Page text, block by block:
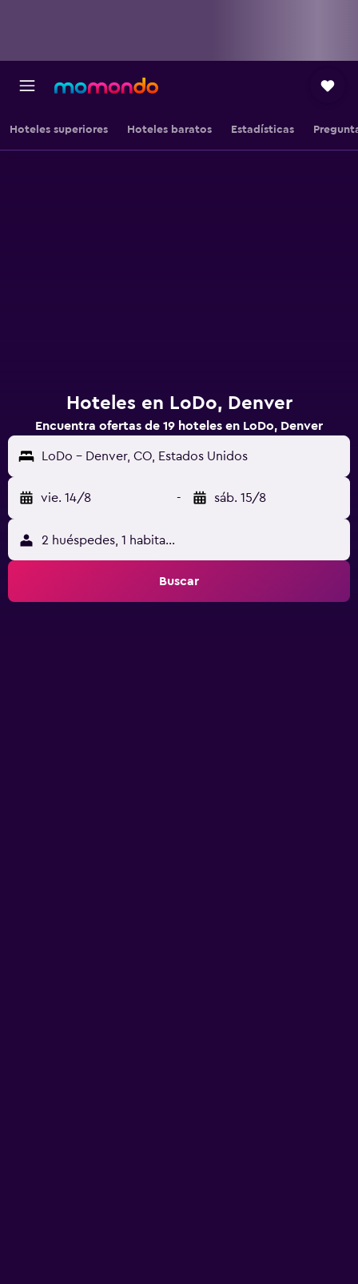
Hoteles superiores Hoteles baratos Estadísticas
Hoteles en LoDo, Denver
Encuentra ofertas de 19 hoteles en LoDo, Denver
LoDo - Denver, CO, Estados Unidos
vie. 14/8 - sáb. 15/8
2 huéspedes, 1 habitación
Buscar